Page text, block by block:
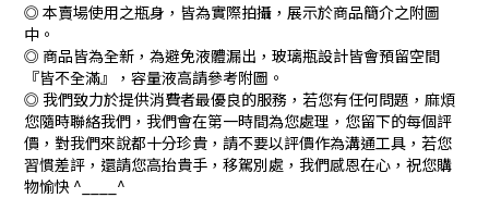
◎ 本賣場使用之瓶身，皆為實際拍攝，展示於商品簡介之附圖
中。
◎ 商品皆為全新，為避免液體漏出，玻璃瓶設計皆會預留空間
『皆不全滿』，容量液高請參考附圖。
◎ 我們致力於提供消費者最優良的服務，若您有任何問題，麻煩
您隨時聯絡我們，我們會在第一時間為您處理，您留下的每個評
價，對我們來說都十分珍貴，請不要以評價作為溝通工具，若您
習慣差評，還請您高抬貴手，移駕別處，我們感恩在心，祝您購
物愉快 ^____^